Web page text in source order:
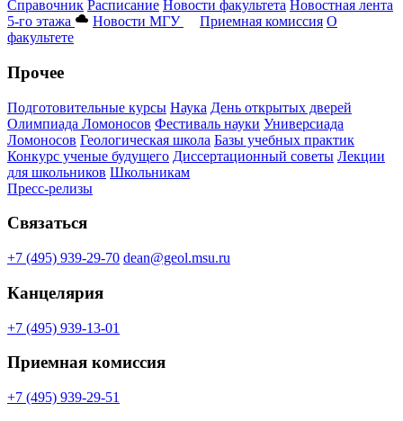
Справочник Расписание Новости факультета Новостная лента
5-го этажа
Новости МГУ Приемная комиссия О
факультете
Прочее
Подготовительные курсы Наука День открытых дверей
Олимпиада Ломоносов Фестиваль науки Универсиада
Ломоносов Геологическая школа Базы учебных практик
Конкурс ученые будущего Диссертационный советы Лекции
для школьников Школьникам
Пресс-релизы
Связаться
+7 (495) 939-29-70 dean@geol.msu.ru
Канцелярия
+7 (495) 939-13-01
Приемная комиссия
+7 (495) 939-29-51